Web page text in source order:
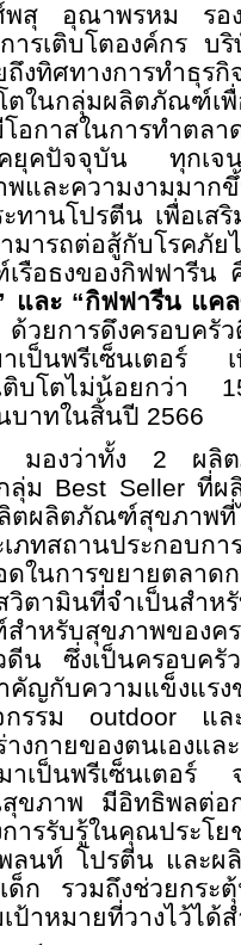
พสุ อุณาพรหม รอง
การเติบโตองค์กร
ถึงทิศทางการทำธุรกิ
โตในกลุ่มผลิตภัณฑ์เ
อกาสในการทำตลา
คยุคปัจจุบัน ทุกเจน
พและความงามมา
ทานโปรตีน เพื่อเสริ
มารถต่อสู้กับโรค
รือธงของกิฟฟารีน
และ “กิฟฟารีน แค
ด้วยการดึงครอบค
ป็นพรีเซ็นเตอร์
บโตไม่น้อยกว่า
บาทในสิ้นปี 2566
มองว่าทั้ง 2 ผลิต
ลุ่ม Best Seller ที่ผ
ลิตผลิตภัณฑ์สุขภาพที่
เภทสถานประกอบ
อดในการขยายต
วิตามินที่จำเป็นสำห
ำหรับสุขภาพของค
ดีน ซึ่งเป็นครอบครั
คัญกับความแข็งแรง
รรม outdoor แล
างกายของตนเอ
าเป็นพรีเซ็นเตอร์
สุขภาพ มีอิทธิพลต่อ
การรับรู้ในคุณปร
ลนท์ โปรตีน และ
ด็ก รวมถึงช่วยกร
ป้าหมายที่วางไว้ได้ส